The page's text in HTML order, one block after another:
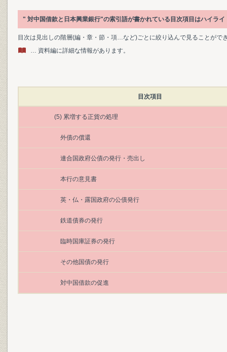
" 対中国借款と日本興業銀行"の索引語が書かれている目次項目はハイライ
目次は見出しの階層(編・章・節・項…など)ごとに絞り込んで見ることがで
… 資料編に詳細な情報があります。
目次項目
(5) 累増する正貨の処理
外債の償還
連合国政府公債の発行・売出し
本行の意見書
英・仏・露国政府の公債発行
鉄道債券の発行
臨時国庫証券の発行
その他国債の発行
対中国借款の促進